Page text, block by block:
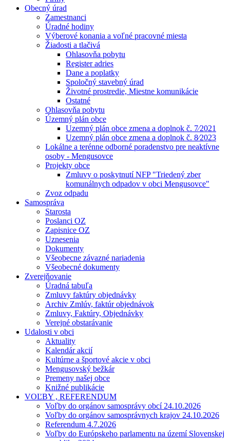
Obecný úrad
Zamestnanci
Úradné hodiny
Výberové konania a voľné pracovné miesta
Žiadosti a tlačivá
Ohlasovňa pobytu
Register adries
Dane a poplatky
Spoločný stavebný úrad
Životné prostredie, Miestne komunikácie
Ostatné
Ohlasovňa pobytu
Územný plán obce
Uzemný plán obce zmena a doplnok č. 7⁄2021
Uzemný plán obce zmena a doplnok č. 8⁄2023
Lokálne a terénne odborné poradenstvo pre neaktívne
osoby - Mengusovce
Projekty obce
Zmluvy o poskytnutí NFP "Triedený zber
komunálnych odpadov v obci Mengusovce"
Zvoz odpadu
Samospráva
Starosta
Poslanci OZ
Zapisnice OZ
Uznesenia
Dokumenty
Všeobecne závazné nariadenia
Všeobecné dokumenty
Zverejňovanie
Úradná tabuľa
Zmluvy faktúry objednávky
Archiv Zmlúv, faktúr objednávok
Zmluvy, Faktúry, Objednávky
Verejné obstarávanie
Udalosti v obci
Aktuality
Kalendár akcií
Kultúrne a športové akcie v obci
Mengusovský bežkár
Premeny našej obce
Knižné publikácie
VOĽBY , REFERENDUM
Voľby do orgánov samosprávy obcí 24.10.2026
Voľby do orgánov samosprávnych krajov 24.10.2026
Referendum 4.7.2026
Voľby do Európskeho parlamentu na území Slovenskej